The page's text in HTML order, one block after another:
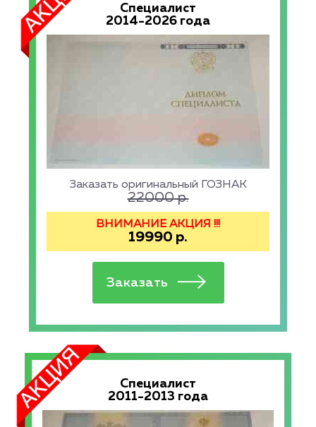
Специалист
2014-2026 года
Заказать оригинальный ГОЗНАК
22000р.
ВНИМАНИЕ АКЦИЯ !!!
19990 р.
Специалист
2011-2013 года